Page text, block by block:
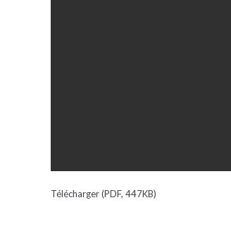
Télécharger (PDF, 447KB)